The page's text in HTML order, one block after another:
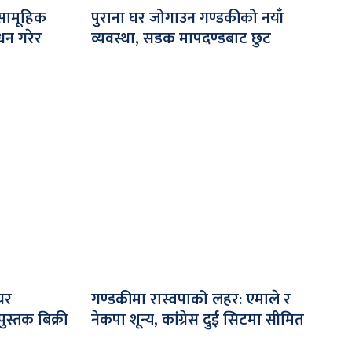
गरेर
पुराना घर जोगाउन गण्डकीको नयाँ
व्यवस्था, सडक मापदण्डबाट छुट
बिक्री
गण्डकीमा रास्वपाको लहर: एमाले र
नेकपा शून्य, कांग्रेस दुई सिटमा सीमित